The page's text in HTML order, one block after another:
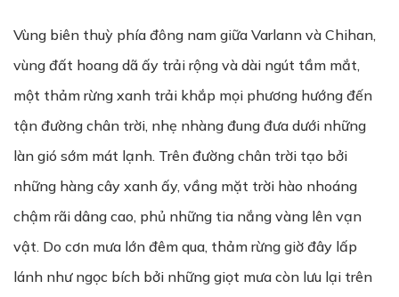
Vùng biên thuỳ phía đông nam giữa Varlann và Chihan,
vùng đất hoang dã ấy trải rộng và dài ngút tầm mắt,
một thảm rừng xanh trải khắp mọi phương hướng đến
tận đường chân trời, nhẹ nhàng đung đưa dưới những
làn gió sớm mát lạnh. Trên đường chân trời tạo bởi
những hàng cây xanh ấy, vầng mặt trời hào nhoáng
chậm rãi dâng cao, phủ những tia nắng vàng lên vạn
vật. Do cơn mưa lớn đêm qua, thảm rừng giờ đây lấp
lánh như ngọc bích bởi những giọt mưa còn lưu lại trên